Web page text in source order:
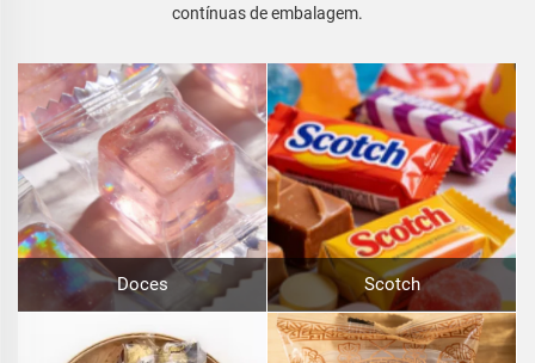
contínuas de embalagem.
Doces Scotch